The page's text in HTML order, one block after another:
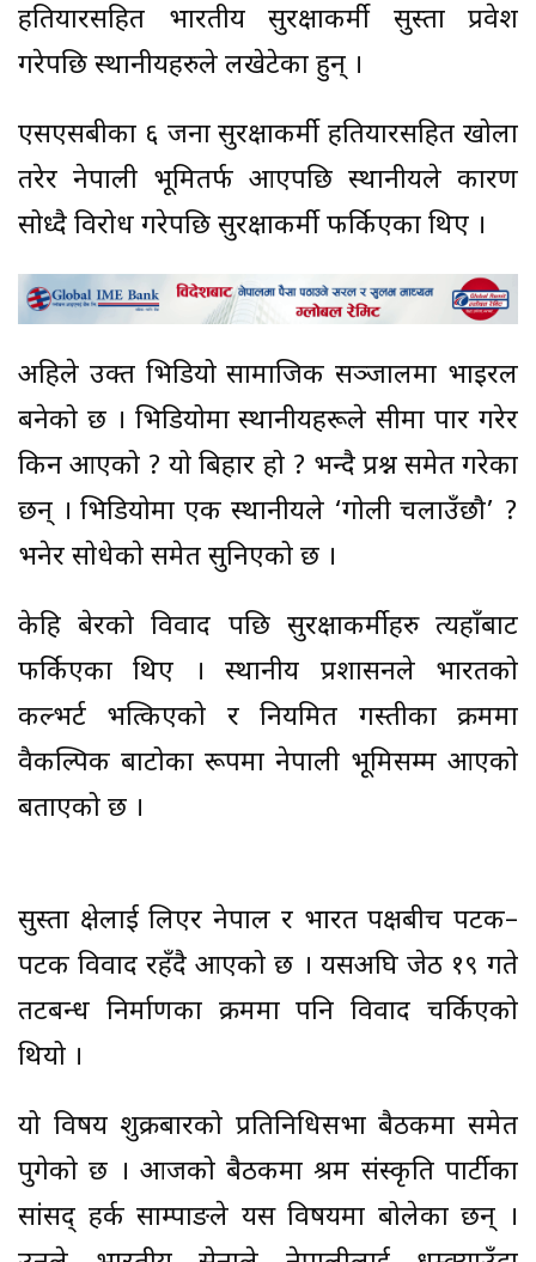
हतियारसहित भारतीय सुरक्षाकर्मी सुस्ता प्रवेश
गरेपछि स्थानीयहरुले लखेटेका हुन् ।
एसएसबीका ६ जना सुरक्षाकर्मी हतियारसहित खोला
तरेर नेपाली भूमितर्फ आएपछि स्थानीयले कारण
सोध्दै विरोध गरेपछि सुरक्षाकर्मी फर्किएका थिए ।
अहिले उक्त भिडियो सामाजिक सञ्जालमा भाइरल
बनेको छ । भिडियोमा स्थानीयहरूले सीमा पार गरेर
किन आएको ? यो बिहार हो ? भन्दै प्रश्न समेत गरेका
छन् । भिडियोमा एक स्थानीयले ‘गोली चलाउँछौ’ ?
भनेर साेधेकाे समेत सुनिएको छ ।
केहि बेरको विवाद पछि सुरक्षाकर्मीहरु त्यहाँबाट
फर्किएका थिए । स्थानीय प्रशासनले भारतको
कल्भर्ट भत्किएको र नियमित गस्तीका क्रममा
वैकल्पिक बाटोका रूपमा नेपाली भूमिसम्म आएको
बताएको छ ।
सुस्ता क्षेत्रलाई लिएर नेपाल र भारत पक्षबीच पटक–
पटक विवाद रहँदै आएको छ । यसअघि जेठ १९ गते
तटबन्ध निर्माणका क्रममा पनि विवाद चर्किएको
थियो ।
यो विषय शुक्रबारको प्रतिनिधिसभा बैठकमा समेत
पुगेको छ । आजको बैठकमा श्रम संस्कृति पार्टीका
सांसद् हर्क साम्पाङले यस विषयमा बोलेका छन् ।